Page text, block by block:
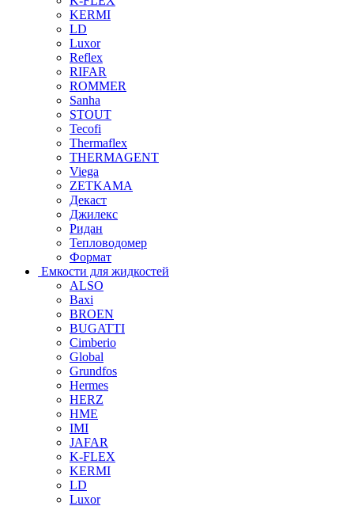
KERMI
LD
Luxor
Reflex
RIFAR
ROMMER
Sanha
STOUT
Tecofi
Thermaflex
THERMAGENT
Viega
ZETKAMA
Декаст
Джилекс
Ридан
Тепловодомер
Формат
Емкости для жидкостей
ALSO
Baxi
BROEN
BUGATTI
Cimberio
Global
Grundfos
Hermes
HERZ
HME
IMI
JAFAR
K-FLEX
KERMI
LD
Luxor